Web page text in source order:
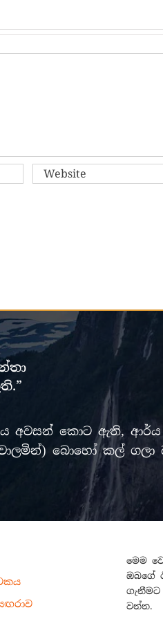
අවසන් කොට ඇති, ආර්ය
බොහෝ කල් ගලා
මෙම
ඔබගේ
වන්න.